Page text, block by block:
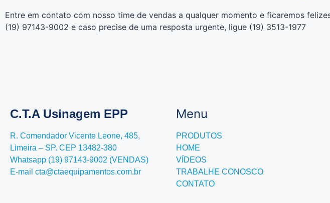
Entre em contato com nosso time de vendas a qualquer momento e ficaremos
(19) 97143-9002 e caso precise de uma resposta urgente, ligue (19) 3513-1977
C.T.A Usinagem EPP
R. Comendador Vicente Leone, 485,
Limeira – SP. CEP 13482-380
Whatsapp (19) 97143-9002 (VENDAS)
E-mail cta@ctaequipamentos.com.br
Menu
PRODUTOS
HOME
VÍDEOS
TRABALHE CONOSCO
CONTATO